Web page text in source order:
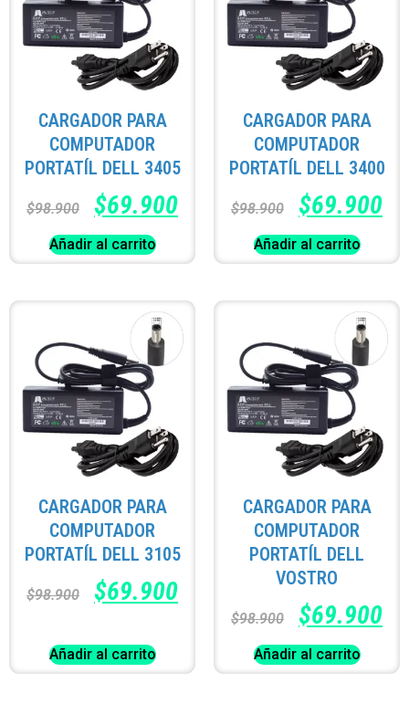
CARGADOR PARA
COMPUTADOR
PORTATÍL DELL 3405
$98.900 $69.900
Añadir al carrito
CARGADOR PARA
COMPUTADOR
PORTATÍL DELL 3400
$98.900 $69.900
Añadir al carrito
CARGADOR PARA
COMPUTADOR
PORTATÍL DELL 3105
$98.900 $69.900
Añadir al carrito
CARGADOR PARA
COMPUTADOR
PORTATÍL DELL
VOSTRO
$98.900 $69.900
Añadir al carrito